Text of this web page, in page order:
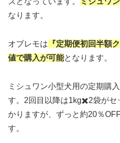
なります。
オブレモは 『定期便初回半額
値で購入が可能となります。
ミシュワン小型犬用の定期購
す。2回目以降は1kg✖️2袋がセ
かりますが、ずっと約20％
す。